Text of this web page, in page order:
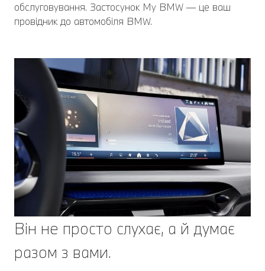
обслуговування. Застосунок My BMW — це ваш
провідник до автомобіля BMW.
Він не просто слухає, а й думає
разом з вами.